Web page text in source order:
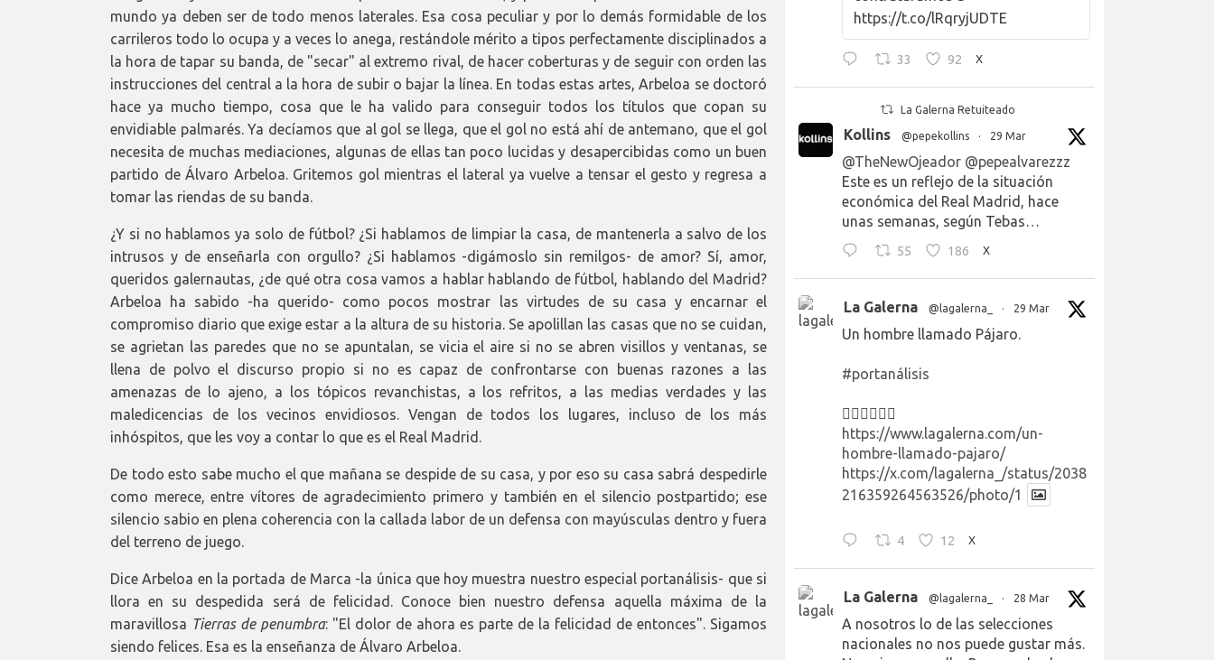
mundo ya deben ser de todo menos laterales. Esa cosa peculiar y por lo demás formidable de los
carrileros todo lo ocupa y a veces lo anega, restándole mérito a tipos perfectamente disciplinados a
la hora de tapar su banda, de "secar" al extremo rival, de hacer coberturas y de seguir con orden las
instrucciones del central a la hora de subir o bajar la línea. En todas estas artes, Arbeloa se doctoró
hace ya mucho tiempo, cosa que le ha valido para conseguir todos los títulos que copan su
envidiable palmarés. Ya decíamos que al gol se llega, que el gol no está ahí de antemano, que el gol
necesita de muchas mediaciones, algunas de ellas tan poco lucidas y desapercibidas como un buen
partido de Álvaro Arbeloa. Gritemos gol mientras el lateral ya vuelve a tensar el gesto y regresa a
tomar las riendas de su banda.
¿Y si no hablamos ya solo de fútbol? ¿Si hablamos de limpiar la casa, de mantenerla a salvo de los
intrusos y de enseñarla con orgullo? ¿Si hablamos -digámoslo sin remilgos- de amor? Sí, amor,
queridos galernautas, ¿de qué otra cosa vamos a hablar hablando de fútbol, hablando del Madrid?
Arbeloa ha sabido -ha querido- como pocos mostrar las virtudes de su casa y encarnar el
compromiso diario que exige estar a la altura de su historia. Se apolillan las casas que no se cuidan,
se agrietan las paredes que no se apuntalan, se vicia el aire si no se abren visillos y ventanas, se
llena de polvo el discurso propio si no es capaz de confrontarse con buenas razones a las
amenazas de lo ajeno, a los tópicos revanchistas, a los refritos, a las medias verdades y las
maledicencias de los vecinos envidiosos. Vengan de todos los lugares, incluso de los más
inhóspitos, que les voy a contar lo que es el Real Madrid.
De todo esto sabe mucho el que mañana se despide de su casa, y por eso su casa sabrá despedirle
como merece, entre vítores de agradecimiento primero y también en el silencio postpartido; ese
silencio sabio en plena coherencia con la callada labor de un defensa con mayúsculas dentro y fuera
del terreno de juego.
Dice Arbeloa en la portada de Marca -la única que hoy muestra nuestro especial portanálisis- que si
llora en su despedida será de felicidad. Conoce bien nuestro defensa aquella máxima de la
maravillosa Tierras de penumbra: "El dolor de ahora es parte de la felicidad de entonces". Sigamos
siendo felices. Esa es la enseñanza de Álvaro Arbeloa.
https://t.co/lRqryjUDTE
33 92 X
La Galerna Retuiteado
Kollins @pepekollins · 29 Mar
@TheNewOjeador @pepealvarezzz
Este es un reflejo de la situación
económica del Real Madrid, hace
unas semanas, según Tebas…
55 186 X
La Galerna @lagalerna_ · 29 Mar
Un hombre llamado Pájaro.
#portanálisis
👉🏻👉🏻👉🏻
https://www.lagalerna.com/un-
hombre-llamado-pajaro/
https://x.com/lagalerna_/status/2038
216359264563526/photo/1
4 12 X
La Galerna @lagalerna_ · 28 Mar
A nosotros lo de las selecciones
nacionales no nos puede gustar más.